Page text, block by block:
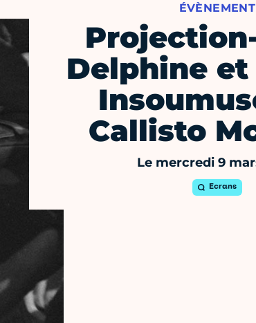
ÉVÈNEMENT
Delphine et
Callisto
Le mercredi 9
Ecrans